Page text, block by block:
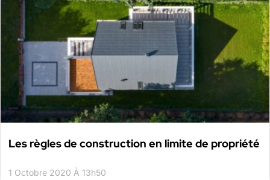
Les règles de construction en limite de propriété
1 Octobre 2020 À 13h50